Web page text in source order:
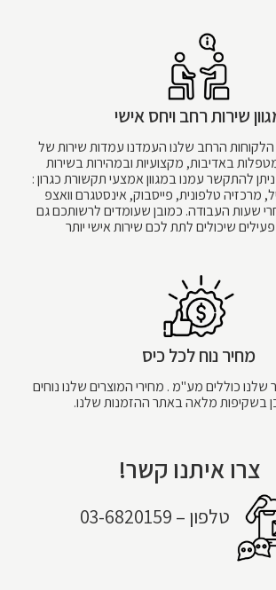
שירות רחב ויחס אישי
הרחב שלנו העמדנו עמדות שירות של
באדיבות, מקצועיות ובמהירות בשירות
להתקשר עמנו במגוון אמצעי תקשורת כגרון :
מרכזיה טלפונית, פייסבוק, אינסטגרם וואצפ
שעות העבודה. כמובן שעומדים לרשותכם גם
שיכולים לתת לכם שירות אישי יותר
מחיר נוח לכל כיס
כוללים מע"מ . מחירי המוצרים שלנו נוחים
בשקיפות מלאה באתר ההזמנות שלנו.
צרו איתנו קשר!
טלפון – 03-6820159